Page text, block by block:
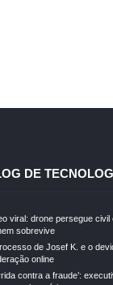
DE
viral: drone persegue civil
sobrevive
de Josef K. e o
online
contra a fraude’: